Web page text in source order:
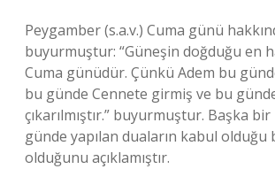
Peygamber (s.a.v.) Cuma günü
buyurmuştur: “Güneşin doğduğu en
Cuma günüdür. Çünkü Adem bu
bu günde Cennete girmiş ve bu
çıkarılmıştır.” buyurmuştur. Başka
günde yapılan duaların kabul olduğu
olduğunu açıklamıştır.